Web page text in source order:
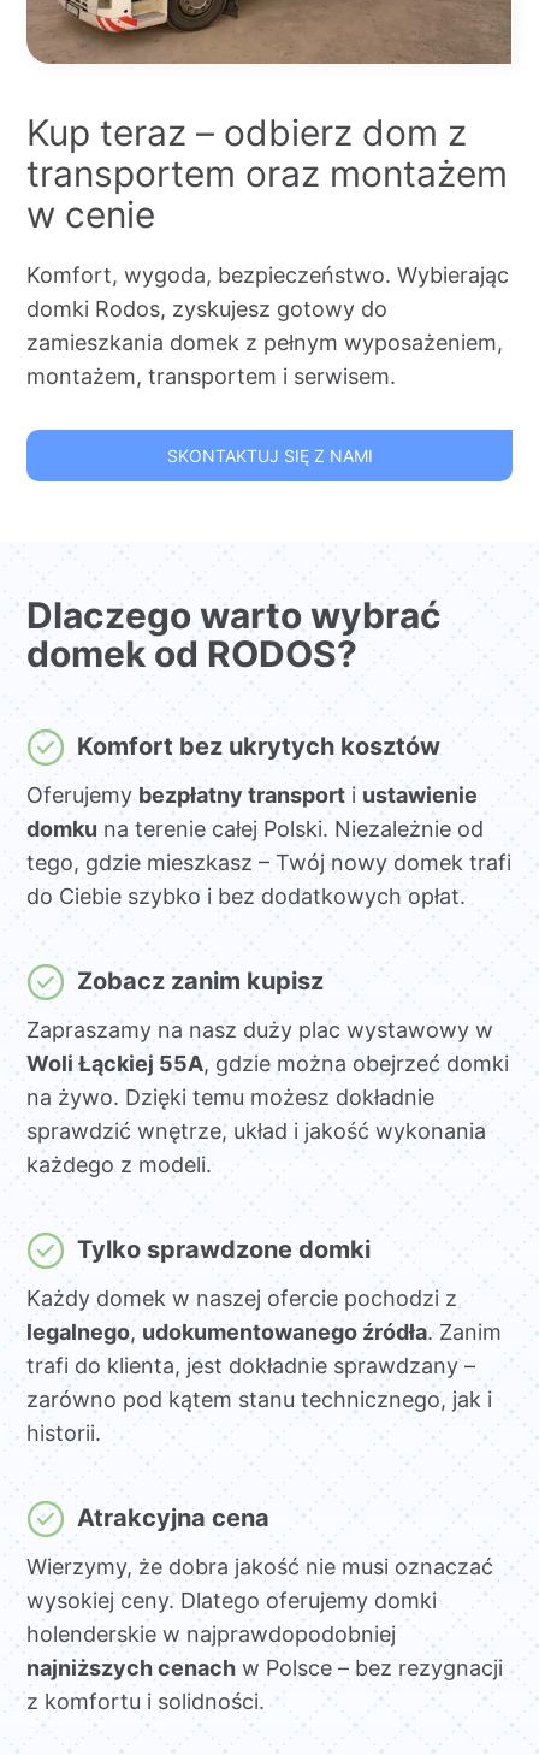
Kup teraz – odbierz dom z
transportem oraz montażem
w cenie
Komfort, wygoda, bezpieczeństwo. Wybierając
domki Rodos, zyskujesz gotowy do
zamieszkania domek z pełnym wyposażeniem,
montażem, transportem i serwisem.
SKONTAKTUJ SIĘ Z NAMI
Dlaczego warto wybrać
domek od RODOS?
Komfort bez ukrytych kosztów
Oferujemybezpłatny transporti ustawienie
domkuna terenie całej Polski. Niezależnie od
tego, gdzie mieszkasz – Twój nowy domek trafi
do Ciebie szybko i bez dodatkowych opłat.
Zobacz zanim kupisz
Zapraszamy na nasz duży plac wystawowy w
Woli Łąckiej 55A, gdzie można obejrzeć domki
na żywo. Dzięki temu możesz dokładnie
sprawdzić wnętrze, układ i jakość wykonania
każdego z modeli.
Tylko sprawdzone domki
Każdy domek w naszej ofercie pochodzi z
legalnego, udokumentowanego źródła. Zanim
trafi do klienta, jest dokładnie sprawdzany –
zarówno pod kątem stanu technicznego, jak i
historii.
Atrakcyjna cena
Wierzymy, że dobra jakość nie musi oznaczać
wysokiej ceny. Dlatego oferujemy domki
holenderskie w najprawdopodobniej
najniższych cenachw Polsce – bez rezygnacji
z komfortu i solidności.